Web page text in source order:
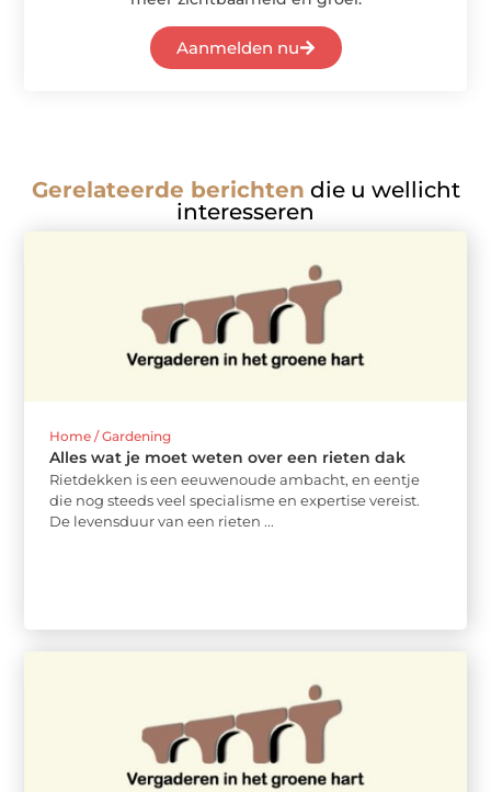
Aanmelden nu
Gerelateerde berichten die u wellicht
interesseren
Home / Gardening
Alles wat je moet weten over een rieten dak
Rietdekken is een eeuwenoude ambacht, en eentje
die nog steeds veel specialisme en expertise vereist.
De levensduur van een rieten ...